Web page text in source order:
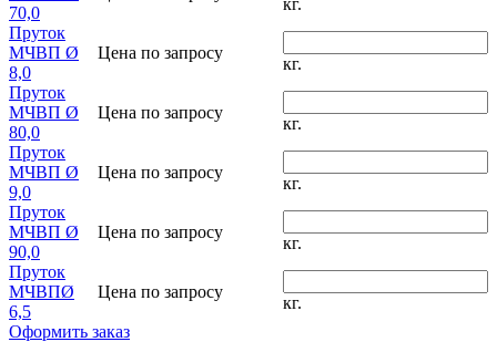
70,0
Пруток
МЧВП Ø
8,0
Цена по запросу
кг.
Пруток
МЧВП Ø
80,0
Цена по запросу
кг.
Пруток
МЧВП Ø
9,0
Цена по запросу
кг.
Пруток
МЧВП Ø
90,0
Цена по запросу
кг.
Пруток
МЧВПØ
6,5
Цена по запросу
кг.
Оформить заказ